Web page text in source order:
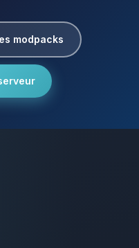
modpacks